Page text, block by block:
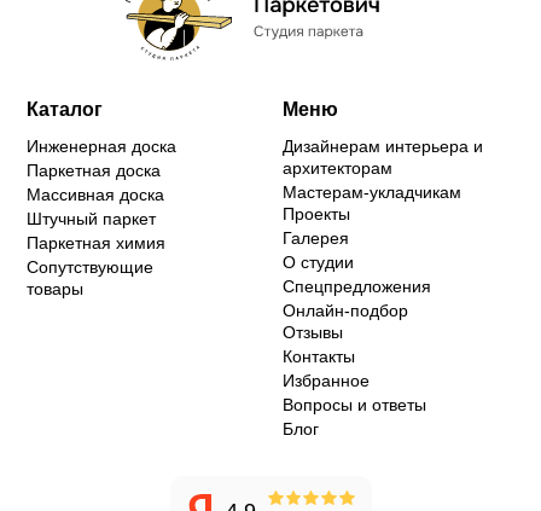
Каталог
Инженерная доска
Паркетная доска
Массивная доска
Штучный паркет
Паркетная химия
Сопутствующие
товары
Меню
Дизайнерам интерьера и
архитекторам
Мастерам-укладчикам
Проекты
Галерея
О студии
Спецпредложения
Онлайн-подбор
Отзывы
Контакты
Избранное
Вопросы и ответы
Блог